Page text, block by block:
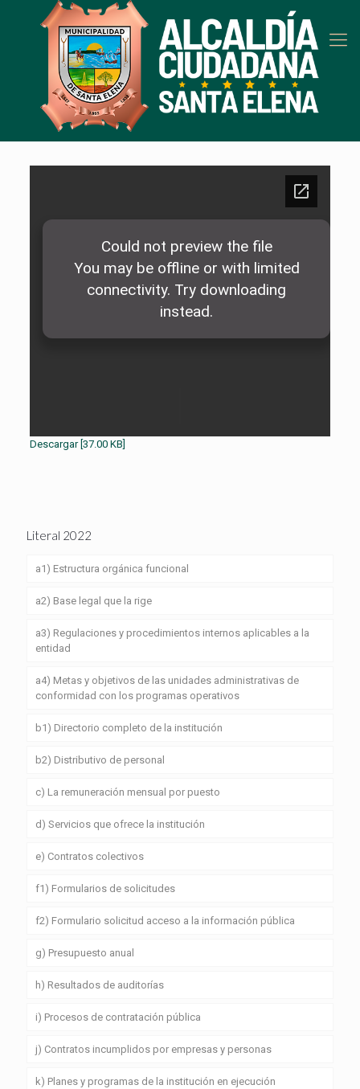
Descargar [37.00 KB]
Literal 2022
a1) Estructura orgánica funcional
a2) Base legal que la rige
a3) Regulaciones y procedimientos internos aplicables a la
entidad
a4) Metas y objetivos de las unidades administrativas de
conformidad con los programas operativos
b1) Directorio completo de la institución
b2) Distributivo de personal
c) La remuneración mensual por puesto
d) Servicios que ofrece la institución
e) Contratos colectivos
f1) Formularios de solicitudes
f2) Formulario solicitud acceso a la información pública
g) Presupuesto anual
h) Resultados de auditorías
i) Procesos de contratación pública
j) Contratos incumplidos por empresas y personas
k) Planes y programas de la institución en ejecución